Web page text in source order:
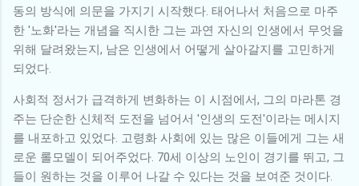
동의 방식에 의문을 가지기 시작했다. 태어나서 처음으로 마주
한 '노화'라는 개념을 직시한 그는 과연 자신의 인생에서 무엇을
위해 달려왔는지, 남은 인생에서 어떻게 살아갈지를 고민하게
되었다.
사회적 정서가 급격하게 변화하는 이 시점에서, 그의 마라톤 경
주는 단순한 신체적 도전을 넘어서 '인생의 도전'이라는 메시지
를 내포하고 있었다. 고령화 사회에 있는 많은 이들에게 그는 새
로운 롤모델이 되어주었다. 70세 이상의 노인이 경기를 뛰고, 그
들이 원하는 것을 이루어 나갈 수 있다는 것을 보여준 것이다.